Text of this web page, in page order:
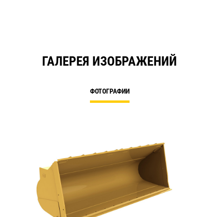
ГАЛЕРЕЯ ИЗОБРАЖЕНИЙ
ФОТОГРАФИИ